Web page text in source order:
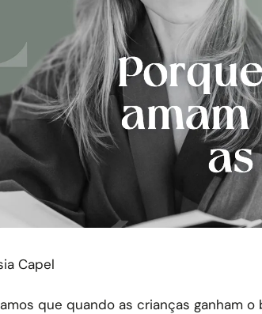
Capel
que quando as crianças ganham